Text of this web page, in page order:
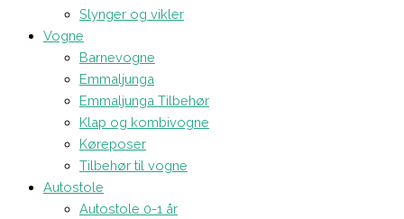
Slynger og vikler
Vogne
Barnevogne
Emmaljunga
Emmaljunga Tilbehør
Klap og kombivogne
Køreposer
Tilbehør til vogne
Autostole
Autostole 0-1 år